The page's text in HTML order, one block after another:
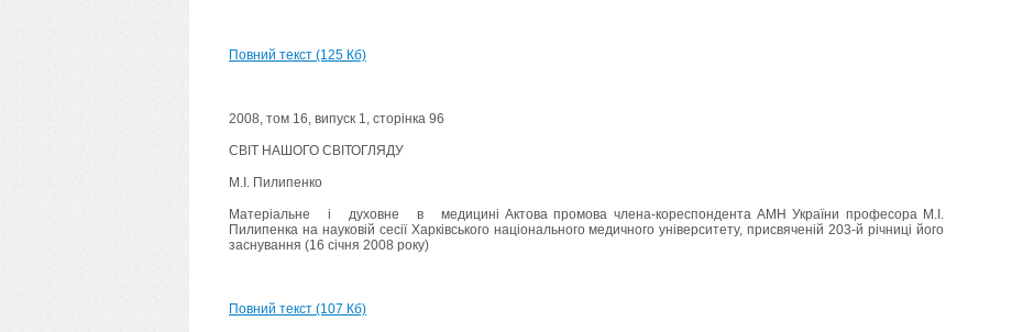
Повний текст (125 Кб)
2008, том 16, випуск 1, сторінка 96
СВІТ НАШОГО СВІТОГЛЯДУ
М.І. Пилипенко
Матеріальне і духовне в медицині Актова промова члена-кореспондента АМН України професора М.І.
Пилипенка на науковій сесії Харківського національного медичного університету, присвяченій 203-й річниці його
заснування (16 січня 2008 року)
Повний текст (107 Кб)